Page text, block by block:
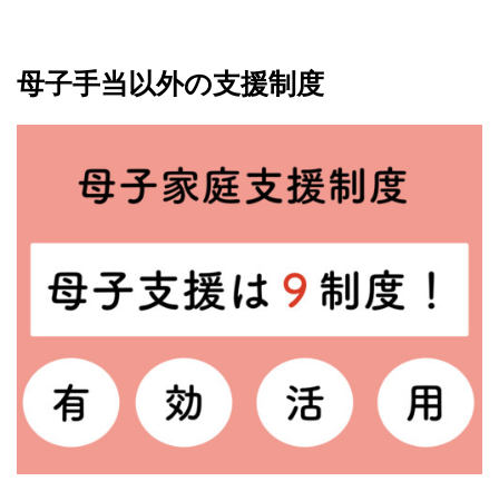
母子手当以外の支援制度